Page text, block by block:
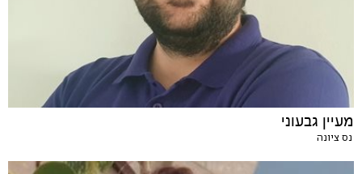
מעיין גבעוני
נס ציונה